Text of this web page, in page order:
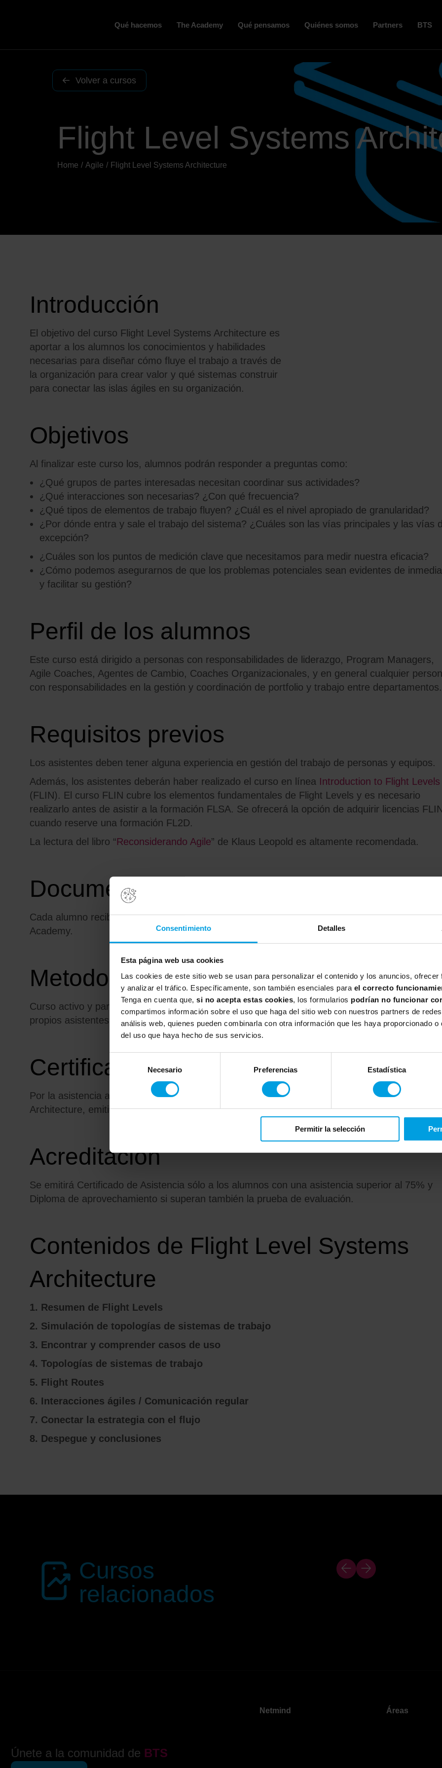
Consentimiento Detalles
Esta página web usa cookies
Las cookies de este sitio web se usan para personalizar el contenido y los anuncios,
y analizar el tráfico. Específicamente, son también esenciales para el correcto
Tenga en cuenta que, si no acepta estas cookies, los formularios podrían no funcionar
compartimos información sobre el uso que haga del sitio web con nuestros partners de
análisis web, quienes pueden combinarla con otra información que les haya proporcionado
del uso que haya hecho de sus servicios.
de
consentimiento
Necesario Preferencias Estadística
Permitir la selección
Qué hacemos The Academy Qué pensamos Quiénes somos Partners BTS
Volver a cursos
Flight Level Systems
You are here:
Home Agile Flight Level Systems Architecture
Introducción
El objetivo del curso Flight Level Systems Architecture es
aportar a los alumnos los conocimientos y habilidades
necesarias para diseñar cómo fluye el trabajo a través de
la organización para crear valor y qué sistemas construir
para conectar las islas ágiles en su organización.
Objetivos
Al finalizar este curso los, alumnos podrán responder a preguntas como:
¿Qué grupos de partes interesadas necesitan coordinar sus actividades?
¿Qué interacciones son necesarias? ¿Con qué frecuencia?
¿Qué tipos de elementos de trabajo fluyen? ¿Cuál es el nivel apropiado de granularidad?
¿Por dónde entra y sale el trabajo del sistema? ¿Cuáles son las vías principales y las vías
excepción?
¿Cuáles son los puntos de medición clave que necesitamos para medir nuestra eficacia?
¿Cómo podemos asegurarnos de que los problemas potenciales sean evidentes de
y facilitar su gestión?
Perfil de los alumnos
Este curso está dirigido a personas con responsabilidades de liderazgo, Program Managers,
Agile Coaches, Agentes de Cambio, Coaches Organizacionales, y en general cualquier
con responsabilidades en la gestión y coordinación de portfolio y trabajo entre departamentos.
Requisitos previos
Los asistentes deben tener alguna experiencia en gestión del trabajo de personas y equipos.
Además, los asistentes deberán haber realizado el curso en línea Introduction to Flight Levels
(FLIN). El curso FLIN cubre los elementos fundamentales de Flight Levels y es necesario
realizarlo antes de asistir a la formación FLSA. Se ofrecerá la opción de adquirir licencias
cuando reserve una formación FL2D.
La lectura del libro “Reconsiderando Agile” de Klaus Leopold es altamente recomendada.
Documentación
Cada alumno recibirá un ejemplar de la documentación elaborada porNetmindy la Flight
Academy.
Metodología
Curso activo y participativo
, en el que se trabajarán ejemplos prácticos propuestos por los
propios asistentes a la formación.
Certificaciones
Por la asistencia a esta formación se entregará el certificado LevelsSystems
Architecture, emitido por laFlight Levels Academy.
Acreditación
Se emitirá Certificado de Asistencia sólo a los alumnos con una asistencia superior al 75% y
Diploma de aprovechamiento si superan también la prueba de evaluación.
Contenidos de Flight Level Systems
Architecture
1. Resumen de Flight Levels
2. Simulación de topologías de sistemas de trabajo
3. Encontrar y comprender casos de uso
4. Topologías de sistemas de trabajo
5. Flight Routes
6. Interacciones ágiles / Comunicación regular
7. Conectar la estrategia con el flujo
8. Despegue y conclusiones
Cursos
relacionados
Únete a la comunidad de BTS
Netmind Áreas